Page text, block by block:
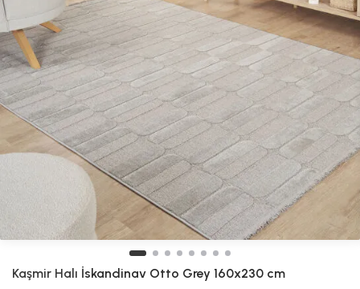
Kaşmir Halı İskandinav Otto Grey 160x230 cm